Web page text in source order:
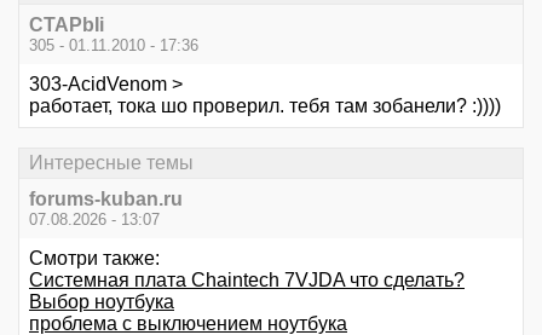
CTAPbIi
305 - 01.11.2010 - 17:36
303-AcidVenom >
работает, тока шо проверил. тебя там зобанели? :))))
Интересные темы
forums-kuban.ru
07.08.2026 - 13:07
Смотри также:
Системная плата Chaintech 7VJDA что сделать?
Выбор ноутбука
проблема с выключением ноутбука